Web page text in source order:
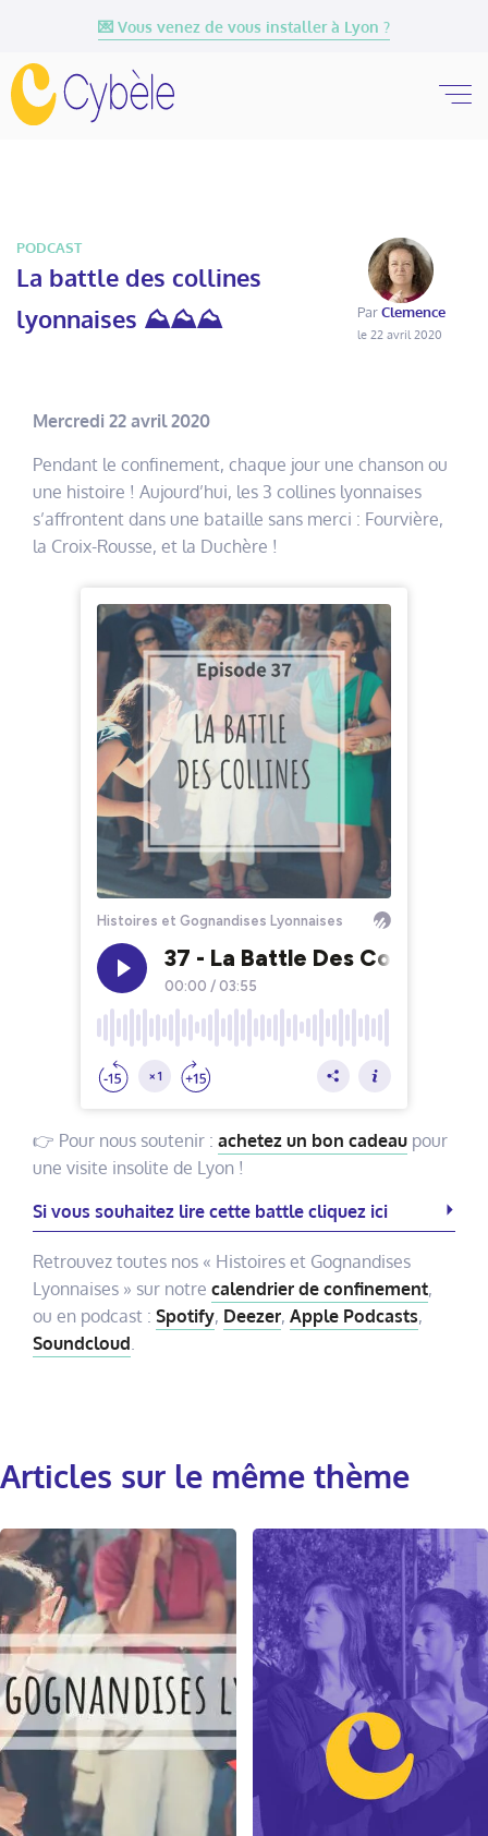
💌 Vous venez de vous installer à Lyon ?
PODCAST
La battle des collines
lyonnaises ⛰⛰⛰
ParClemence
le 22 avril 2020
Mercredi 22 avril 2020
Pendant le confinement, chaque jour une chanson ou
une histoire ! Aujourd’hui, les 3 collines lyonnaises
s’affrontent dans une bataille sans merci : Fourvière,
la Croix-Rousse, et la Duchère !
👉 Pour nous soutenir : achetez un bon cadeau pour
une visite insolite de Lyon !
Si vous souhaitez lire cette battle cliquez ici
Retrouvez toutes nos « Histoires et Gognandises
Lyonnaises » sur notre calendrier de confinement,
ou en podcast : Spotify, Deezer, Apple Podcasts,
Soundcloud.
Articles sur le même thème